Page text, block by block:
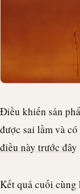
Điều khiến sản
được sai lầm và
điều này trước đây
Kết quả cuối